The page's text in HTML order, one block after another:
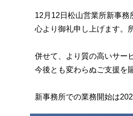
12月12日松山営業所新事務
心より御礼申し上げます。
併せて、より質の高いサー
今後とも変わらぬご支援を
新事務所での業務開始は